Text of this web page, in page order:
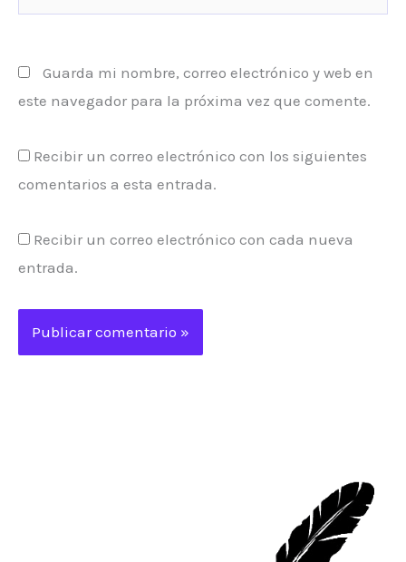
Guarda mi nombre, correo electrónico y web en
este navegador para la próxima vez que comente.
Recibir un correo electrónico con los siguientes
comentarios a esta entrada.
Recibir un correo electrónico con cada nueva
entrada.